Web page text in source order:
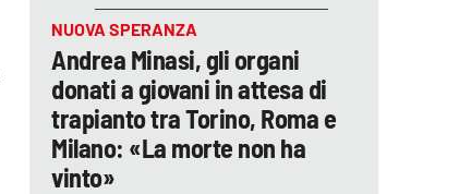
NUOVA SPERANZA
Andrea Minasi, gli organi
donati a giovani in attesa di
trapianto tra Torino, Roma e
Milano: «La morte non ha
vinto»